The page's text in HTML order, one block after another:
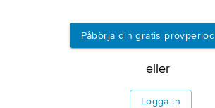
Information om artikeln
Påbörja din gratis provperiod
eller
Logga in